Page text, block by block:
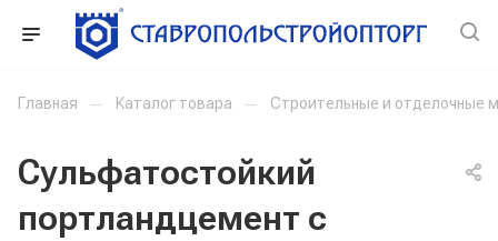
Главная — Каталог товара — Строительные и отделочные
Сульфатостойкий
портландцемент с